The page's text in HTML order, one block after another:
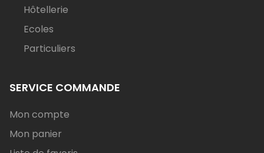
Hôtellerie
Ecoles
Particuliers
SERVICE COMMANDE
Mon compte
Mon panier